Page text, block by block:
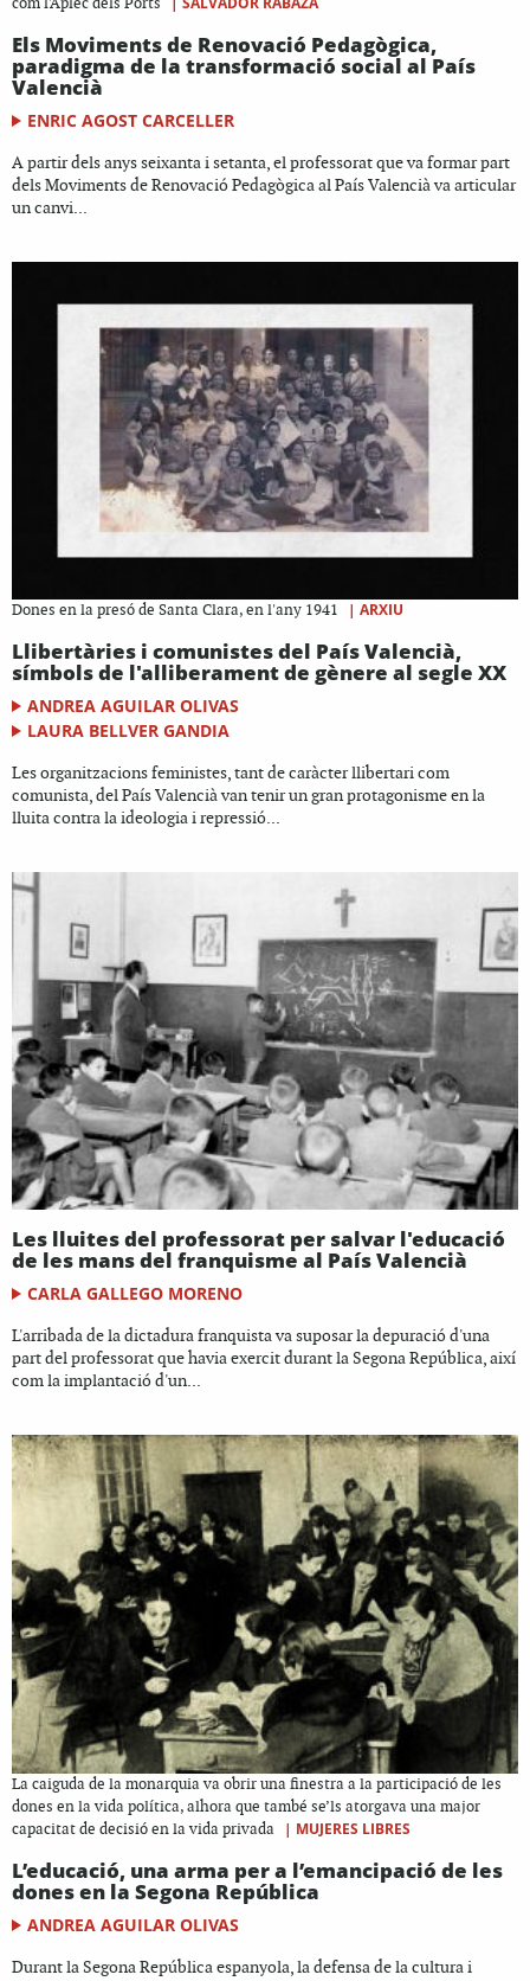
com l'Aplec dels Ports
Els Moviments de Renovació Pedagògica,
paradigma de la transformació social al País
Valencià
ENRIC AGOST CARCELLER
A partir dels anys seixanta i setanta, el professorat que va formar part
dels Moviments de Renovació Pedagògica al País Valencià va articular
un canvi...
Dones en la presó de Santa Clara, en l'any 1941 | ARXIU
Llibertàries i comunistes del País Valencià,
símbols de l'alliberament de gènere al segle XX
ANDREA AGUILAR OLIVAS
LAURA BELLVER GANDIA
Les organitzacions feministes, tant de caràcter llibertari com
comunista, del País Valencià van tenir un gran protagonisme en la
lluita contra la ideologia i repressió...
Les lluites del professorat per salvar l'educació
de les mans del franquisme al País Valencià
CARLA GALLEGO MORENO
L'arribada de la dictadura franquista va suposar la depuració d'una
part del professorat que havia exercit durant la Segona República, així
com la implantació d'un...
La caiguda de la monarquia va obrir una finestra a la participació de les
dones en la vida política, alhora que també se’ls atorgava una major
capacitat de decisió en la vida privada
| MUJERES LIBRES
L’educació, una arma per a l’emancipació de les
dones en la Segona República
ANDREA AGUILAR OLIVAS
Durant la Segona República espanyola, la defensa de la cultura i